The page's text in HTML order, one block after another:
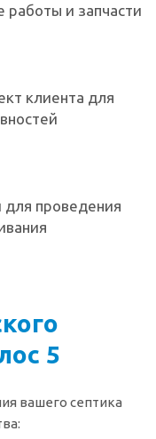
работы и запчасти
клиента для
для проведения
5
вашего септика